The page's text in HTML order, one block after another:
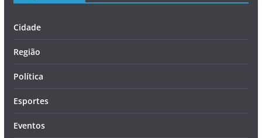
Cidade
Região
Política
Esportes
Eventos